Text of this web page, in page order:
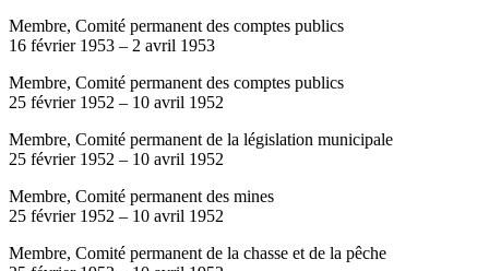
Membre, Comité permanent des comptes publics
16 février 1953 – 2 avril 1953
Membre, Comité permanent des comptes publics
25 février 1952 – 10 avril 1952
Membre, Comité permanent de la législation municipale
25 février 1952 – 10 avril 1952
Membre, Comité permanent des mines
25 février 1952 – 10 avril 1952
Membre, Comité permanent de la chasse et de la pêche